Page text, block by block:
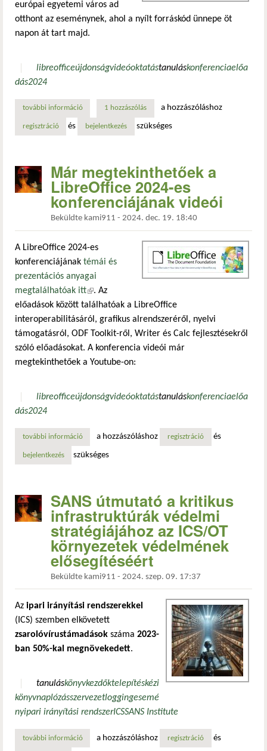
európai egyetemi város ad
otthont az eseménynek, ahol a nyílt forráskód ünnepe öt
napon át tart majd.
libreofficeújdonságvideóoktatástanuláskonferenciaelőa
dás2024
további információmegvan a helyszín: itt rendezik meg a következő
1 hozzászólás a hozzászóláshoz
regisztráció és bejelentkezés szükséges
Már megtekinthetőek a
LibreOffice 2024-es
konferenciájának videói
Beküldte kami911 - 2024. dec. 19. 18:40
A LibreOffice 2024-es
konferenciájának témái és
prezentációs anyagai
megtalálhatóak itt(külső hivatkozás)
. Az
előadások között találhatóak a LibreOffice
interoperabilitásáról, grafikus alrendszeréről, nyelvi
támogatásról, ODF Toolkit-ről, Writer és Calc fejlesztésekről
szóló előadásokat. A konferencia videói már
megtekinthetőek a Youtube-on:
libreofficeújdonságvideóoktatástanuláskonferenciaelőa
dás2024
további információmár megtekinthetőek a libreoffice 2024-es
a hozzászóláshoz regisztráció és
bejelentkezés szükséges
SANS útmutató a kritikus
infrastruktúrák védelmi
stratégiájához az ICS/OT
környezetek védelmének
elősegítéséért
Beküldte kami911 - 2024. szep. 09. 17:37
Az ipari irányítási rendszerekkel
(ICS) szemben elkövetett
zsarolóvírustámadások száma 2023-
ban 50%-kal megnövekedett.
tanuláskönyvkezdőktelepítéskézi
könyvnaplózásszervezetloggingesemé
nyipari irányítási rendszerICSSANS Institute
további információsans útmutató a kritikus infrastruktúrák védelmi
a hozzászóláshoz regisztráció és